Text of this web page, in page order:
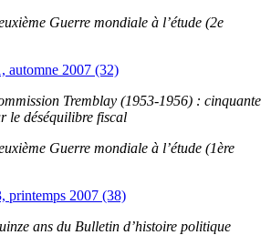
Guerre mondiale à l’étude (2e
automne 2007 (32)
Tremblay (1953-1956) : cinquante
le déséquilibre fiscal
Guerre mondiale à l’étude (1ère
printemps 2007 (38)
ans du Bulletin d’histoire politique